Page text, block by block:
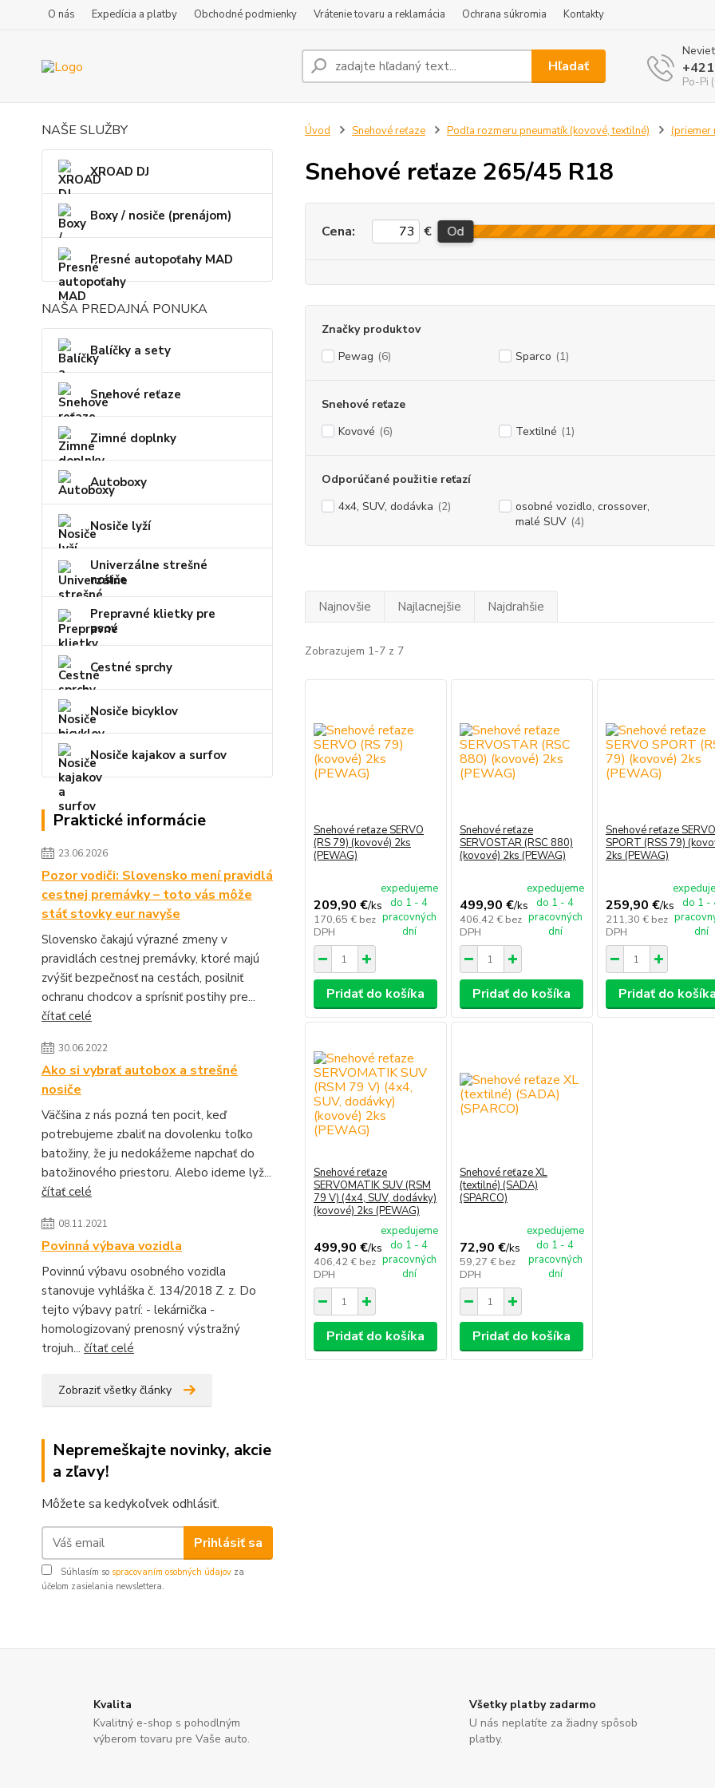
O nás Expedícia a platby Obchodné podmienky Vrátenie tovaru a reklamácia Ochrana súkromia Kontakty
Hľadať
Po-Pi
NAŠE SLUŽBY
XROAD DJ
Boxy / nosiče (prenájom)
Presné autopoťahy MAD
NAŠA PREDAJNÁ PONUKA
Balíčky a sety
Snehové reťaze
Zimné doplnky
Autoboxy
Nosiče lyží
Univerzálne strešné
nosiče
Prepravné klietky pre
psov
Cestné sprchy
Nosiče bicyklov
Nosiče kajakov a surfov
Praktické informácie
23.06.2026
Pozor vodiči: Slovensko mení pravidlá
cestnej premávky – toto vás môže
stáť stovky eur navyše
Slovensko čakajú výrazné zmeny v
pravidlách cestnej premávky, ktoré majú
zvýšiť bezpečnosť na cestách, posilniť
ochranu chodcov a sprísniť postihy pre...
čítať celé
30.06.2022
Ako si vybrať autobox a strešné
nosiče
Väčšina z nás pozná ten pocit, keď
potrebujeme zbaliť na dovolenku toľko
batožiny, že ju nedokážeme napchať do
batožinového priestoru. Alebo ideme lyž...
čítať celé
08.11.2021
Povinná výbava vozidla
Povinnú výbavu osobného vozidla
stanovuje vyhláška č. 134/2018 Z. z. Do
tejto výbavy patrí: - lekárnička -
homologizovaný prenosný výstražný
trojuh... čítať celé
Zobraziť všetky články
Nepremeškajte novinky, akcie
a zľavy!
Môžete sa kedykoľvek odhlásiť.
Prihlásiť sa
Súhlasím so spracovaním osobných údajov za
účelom zasielania newslettera.
Úvod Snehové reťaze Podľa rozmeru pneumatík (kovové, textilné) (priemer
Snehové reťaze 265/45 R18
Cena: € Od
Značky produktov
Pewag (6) Sparco (1)
Snehové reťaze
Kovové (6) Textilné (1)
Odporúčané použitie reťazí
4x4, SUV, dodávka (2)
osobné vozidlo, crossover,
malé SUV (4)
Najnovšie Najlacnejšie Najdrahšie
Zobrazujem 1-7 z 7
Snehové reťaze SERVO
(RS 79) (kovové) 2ks
(PEWAG)
209,90 €/ks
170,65 € bez
DPH
expedujeme
do 1 - 4
pracovných
dní
Pridať do košíka
Snehové reťaze
SERVOSTAR (RSC 880)
(kovové) 2ks (PEWAG)
499,90 €/ks
406,42 € bez
DPH
expedujeme
do 1 - 4
pracovných
dní
Pridať do košíka
Snehové reťaze SERVO
SPORT (RSS 79)
2ks (PEWAG)
259,90 €/ks
211,30 € bez
DPH
do 1 -
dní
Pridať do košíka
Snehové reťaze
SERVOMATIK SUV (RSM
79 V) (4x4, SUV, dodávky)
(kovové) 2ks (PEWAG)
499,90 €/ks
406,42 € bez
DPH
expedujeme
do 1 - 4
pracovných
dní
Pridať do košíka
Snehové reťaze XL
(textilné) (SADA)
(SPARCO)
72,90 €/ks
59,27 € bez
DPH
expedujeme
do 1 - 4
pracovných
dní
Pridať do košíka
Kvalita
Kvalitný e-shop s pohodlným
výberom tovaru pre Vaše auto.
Všetky platby zadarmo
U nás neplatíte za žiadny spôsob
platby.